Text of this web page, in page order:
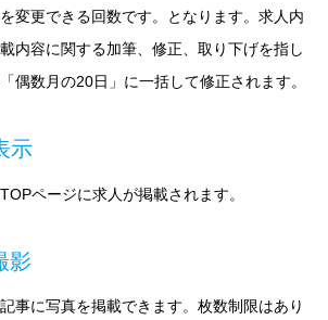
変更できる回数です。となります。求人内
内容に関する加筆、修正、取り下げを指し
偶数月の20日」に一括して修正されます。
示
ページに求人が掲載されます。
影
事に写真を掲載できます。枚数制限はあり